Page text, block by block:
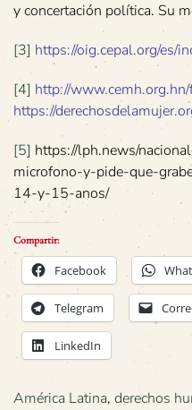
y concertación política. Su
[3] https://oig.cepal.org/es/
[4] http://
https://
[5] https://lph.news/
microfono-y-pide-que-
14-y-15-anos/
Compartir:
Facebook
Telegram
LinkedIn
América Latina, derechos